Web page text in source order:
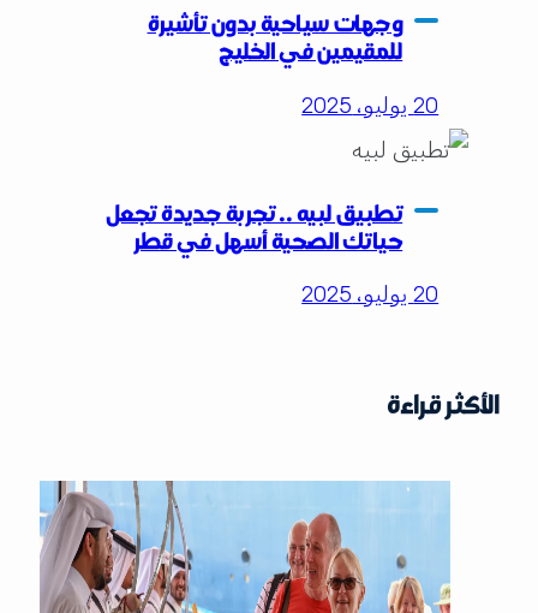
وجهات سياحية بدون تأشيرة
للمقيمين في الخليج
20 يوليو، 2025
تطبيق لبيه .. تجربة جديدة تجعل
حياتك الصحية أسهل في قطر
20 يوليو، 2025
الأكثر قراءة